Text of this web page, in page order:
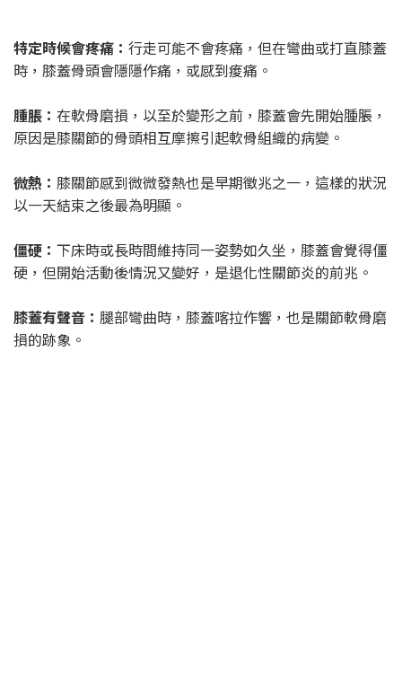
特定時候會疼痛： 行走可能不會疼痛，但在彎曲或打直膝蓋
時，膝蓋骨頭會隱隱作痛，或感到痠痛。
腫脹： 在軟骨磨損，以至於變形之前，膝蓋會先開始腫脹，
原因是膝關節的骨頭相互摩擦引起軟骨組織的病變。
微熱： 膝關節感到微微發熱也是早期徵兆之一，這樣的狀況
以一天結束之後最為明顯。
僵硬： 下床時或長時間維持同一姿勢如久坐，膝蓋會覺得僵
硬，但開始活動後情況又變好，是退化性關節炎的前兆。
膝蓋有聲音： 腿部彎曲時，膝蓋喀拉作響，也是關節軟骨磨
損的跡象。